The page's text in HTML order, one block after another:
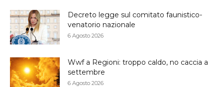
Decreto legge sul comitato faunistico-
venatorio nazionale
6 Agosto 2026
Wwf a Regioni: troppo caldo, no caccia a
settembre
6 Agosto 2026